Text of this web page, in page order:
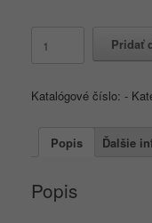
Zateplená
CXS
Pridať
Katalógové číslo: -
Popis Ďalšie
Popis